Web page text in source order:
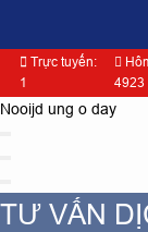
Trực tuyến:
1
4923
Nooijd ung o day
TƯ VẤN